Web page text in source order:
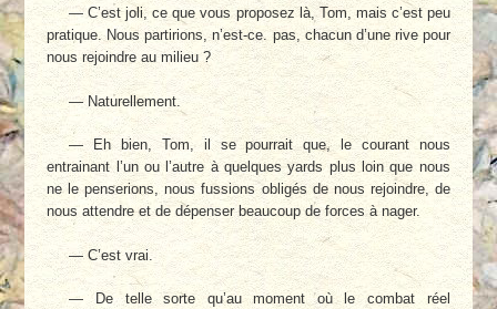
— C’est joli, ce que vous proposez là, Tom, mais c’est peu
pratique. Nous partirions, n’est-ce. pas, chacun d’une rive pour
nous rejoindre au milieu ?
— Naturellement.
— Eh bien, Tom, il se pourrait que, le courant nous
entrainant l’un ou l’autre à quelques yards plus loin que nous
ne le penserions, nous fussions obligés de nous rejoindre, de
nous attendre et de dépenser beaucoup de forces à nager.
— C’est vrai.
— De telle sorte qu’au moment où le combat réel